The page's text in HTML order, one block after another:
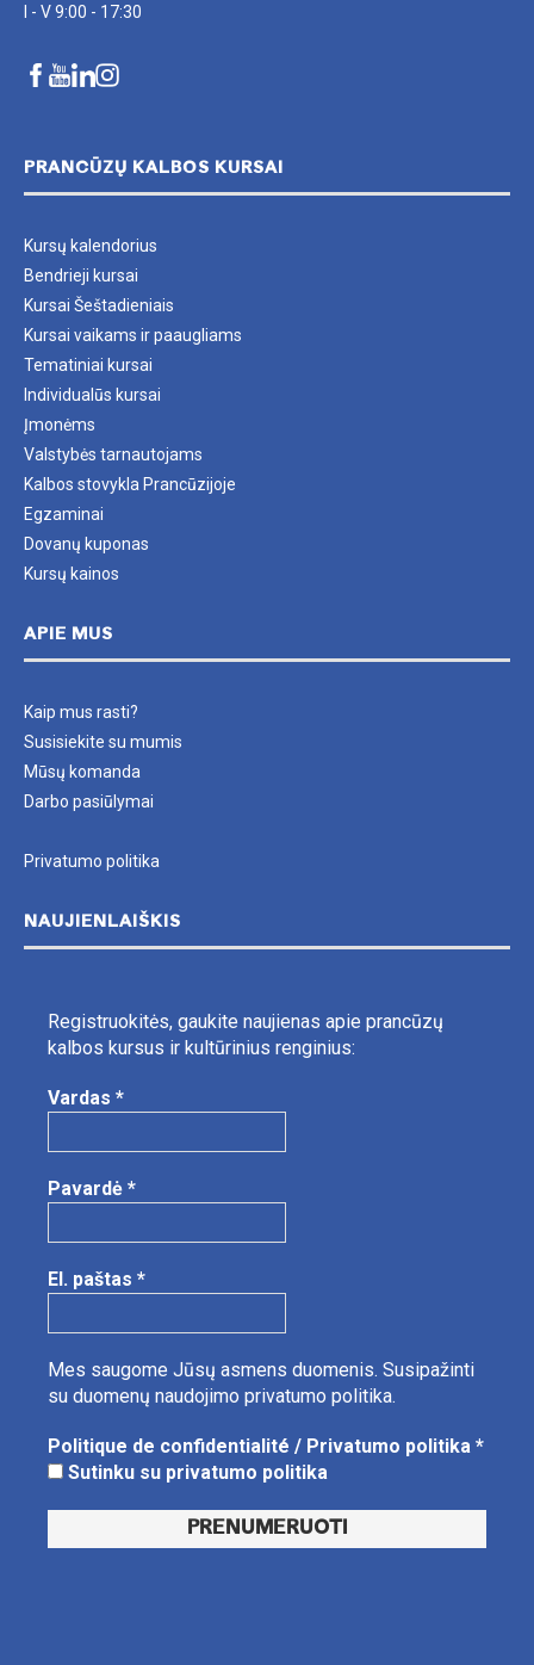
I - V 9:00 - 17:30
PRANCŪZŲ KALBOS KURSAI
Kursų kalendorius
Bendrieji kursai
Kursai Šeštadieniais
Kursai vaikams ir paaugliams
Tematiniai kursai
Individualūs kursai
Įmonėms
Valstybės tarnautojams
Kalbos stovykla Prancūzijoje
Egzaminai
Dovanų kuponas
Kursų kainos
APIE MUS
Kaip mus rasti?
Susisiekite su mumis
Mūsų komanda
Darbo pasiūlymai
Privatumo politika
NAUJIENLAIŠKIS
Registruokitės, gaukite naujienas apie prancūzų
kalbos kursus ir kultūrinius renginius:
Vardas *
Pavardė *
El. paštas *
Mes saugome Jūsų asmens duomenis. Susipažinti
su duomenų naudojimo privatumo politika.
Politique de confidentialité / Privatumo politika *
Sutinku su privatumo politika